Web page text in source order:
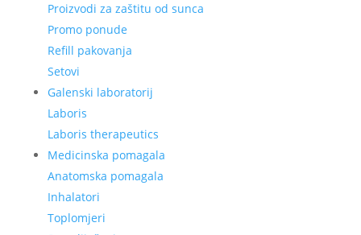
Proizvodi za zaštitu od sunca
Promo ponude
Refill pakovanja
Setovi
Galenski laboratorij
Laboris
Laboris therapeutics
Medicinska pomagala
Anatomska pomagala
Inhalatori
Toplomjeri